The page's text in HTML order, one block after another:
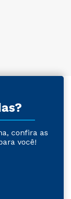
confira as
você!